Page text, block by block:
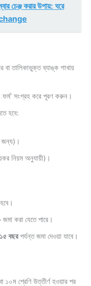
চেঞ্জ করার উপায়: ঘরে
তালিকাভুক্ত ব্যাঙ্ক শাখায়
ফর্ম’ সংগ্রহ করে পূরণ করুন।
হবে:
নিয়ম অনুযায়ী)।
জমা করা যেতে পারে।
১৫ বছরপর্যন্ত জমা দেওয়া যাবে।
১০ম শ্রেণি উত্তীর্ণ হওয়ার পর